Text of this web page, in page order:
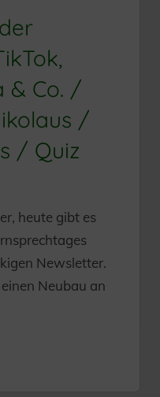
& Co. /
/
/ Quiz
heute gibt es
Newsletter.
Neubau an